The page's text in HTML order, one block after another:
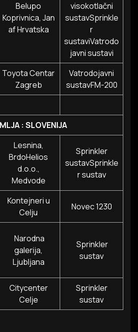
Belupo
Koprivnica, Jan
af Hrvatska
visokotlačni
sustavSprinkle
r
sustaviVatrodo
javni sustavi
Toyota Centar
Zagreb
Vatrodojavni
sustavFM-200
: SLOVENIJA
Lesnina,
BrdoHelios
d.o.o.,
Medvode
Sprinkler
sustavSprinkle
r sustav
Kontejneri u
Celju
Novec 1230
Narodna
galerija,
Ljubljana
Sprinkler
sustav
Citycenter
Celje
Sprinkler
sustav